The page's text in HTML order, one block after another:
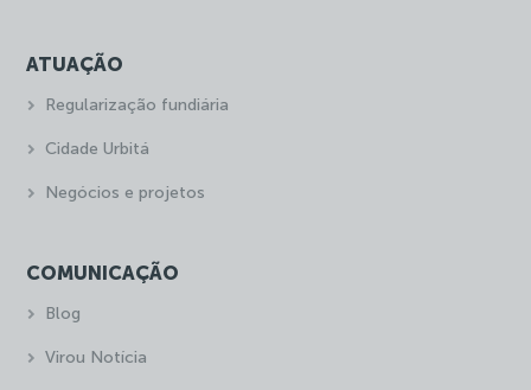
ATUAÇÃO
Regularização fundiária
Cidade Urbitá
Negócios e projetos
COMUNICAÇÃO
Blog
Virou Notícia